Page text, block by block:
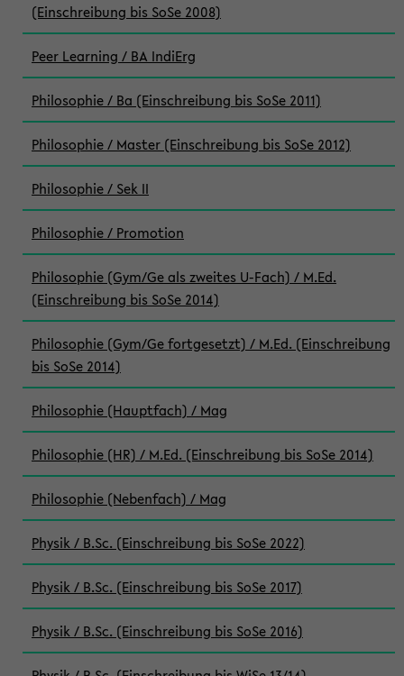
(Einschreibung bis SoSe 2008)
Peer Learning / BA IndiErg
Philosophie / Ba (Einschreibung bis SoSe 2011)
Philosophie / Master (Einschreibung bis SoSe 2012)
Philosophie / Sek II
Philosophie / Promotion
Philosophie (Gym/Ge als zweites U-Fach) / M.Ed.
(Einschreibung bis SoSe 2014)
Philosophie (Gym/Ge fortgesetzt) / M.Ed. (Einschreibung
bis SoSe 2014)
Philosophie (Hauptfach) / Mag
Philosophie (HR) / M.Ed. (Einschreibung bis SoSe 2014)
Philosophie (Nebenfach) / Mag
Physik / B.Sc. (Einschreibung bis SoSe 2022)
Physik / B.Sc. (Einschreibung bis SoSe 2017)
Physik / B.Sc. (Einschreibung bis SoSe 2016)